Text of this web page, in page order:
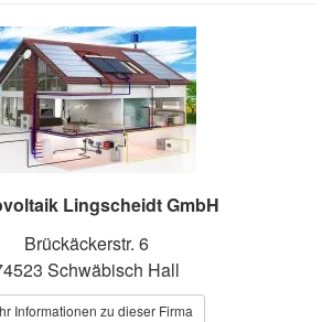
Lingscheidt GmbH
Brückäckerstr. 6
Schwäbisch Hall
Informationen zu dieser Firma